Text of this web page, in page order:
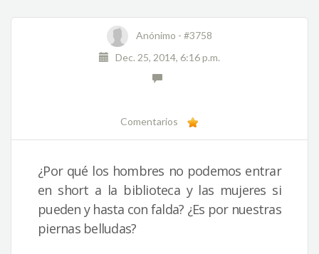
Anónimo - #3758
Dec. 25, 2014, 6:16 p.m.
Comentarios
¿Por qué los hombres no podemos entrar
en short a la biblioteca y las mujeres si
pueden y hasta con falda? ¿Es por nuestras
piernas belludas?